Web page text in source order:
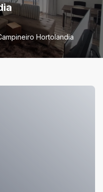
Hortolandia